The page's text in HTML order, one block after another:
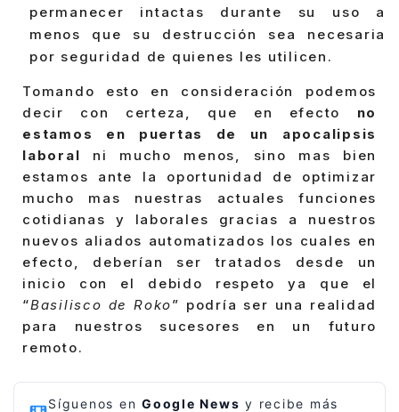
permanecer intactas durante su uso a
menos que su destrucción sea necesaria
por seguridad de quienes les utilicen.
Tomando esto en consideración podemos
decir con certeza, que en efecto no
estamos en puertas de un apocalipsis
laboral ni mucho menos, sino mas bien
estamos ante la oportunidad de optimizar
mucho mas nuestras actuales funciones
cotidianas y laborales gracias a nuestros
nuevos aliados automatizados los cuales en
efecto, deberían ser tratados desde un
inicio con el debido respeto ya que el
“Basilisco de Roko” podría ser una realidad
para nuestros sucesores en un futuro
remoto.
Síguenos en Google News y recibe más